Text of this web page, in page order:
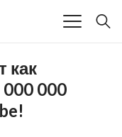
как
000